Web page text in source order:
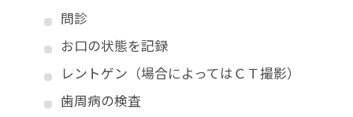
問診
お口の状態を記録
レントゲン（場合によってはＣＴ撮影）
歯周病の検査